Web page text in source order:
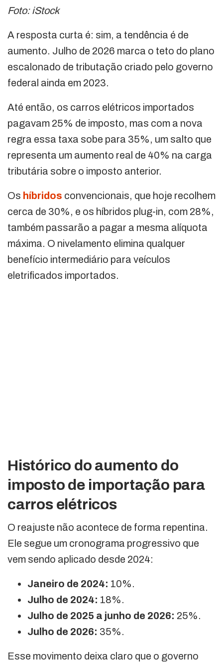
Foto: iStock
A resposta curta é: sim, a tendência é de
aumento. Julho de 2026 marca o teto do plano
escalonado de tributação criado pelo governo
federal ainda em 2023.
Até então, os carros elétricos importados
pagavam 25% de imposto, mas com a nova
regra essa taxa sobe para 35%, um salto que
representa um aumento real de 40% na carga
tributária sobre o imposto anterior.
Os híbridos convencionais, que hoje recolhem
cerca de 30%, e os híbridos plug-in, com 28%,
também passarão a pagar a mesma alíquota
máxima. O nivelamento elimina qualquer
benefício intermediário para veículos
eletrificados importados.
Histórico do aumento do
imposto de importação para
carros elétricos
O reajuste não acontece de forma repentina.
Ele segue um cronograma progressivo que
vem sendo aplicado desde 2024:
Janeiro de 2024: 10%.
Julho de 2024: 18%.
Julho de 2025 a junho de 2026: 25%.
Julho de 2026: 35%.
Esse movimento deixa claro que o governo